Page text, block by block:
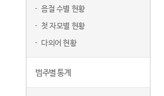
음절 수별 현황
첫 자모별 현황
다의어 현황
범주별 통계